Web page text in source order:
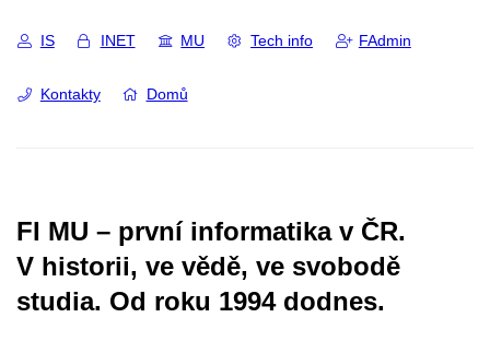
IS INET MU Tech info FAdmin
Kontakty Domů
FI MU – první informatika v ČR.
V historii, ve vědě, ve svobodě
studia. Od roku 1994 dodnes.